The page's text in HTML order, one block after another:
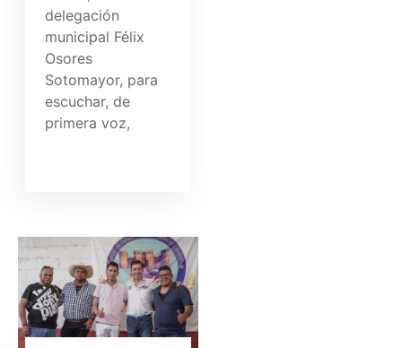
delegación
municipal Félix
Osores
Sotomayor, para
escuchar, de
primera voz,